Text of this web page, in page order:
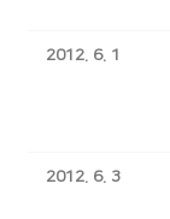
2012. 6. 1
2012. 6. 3